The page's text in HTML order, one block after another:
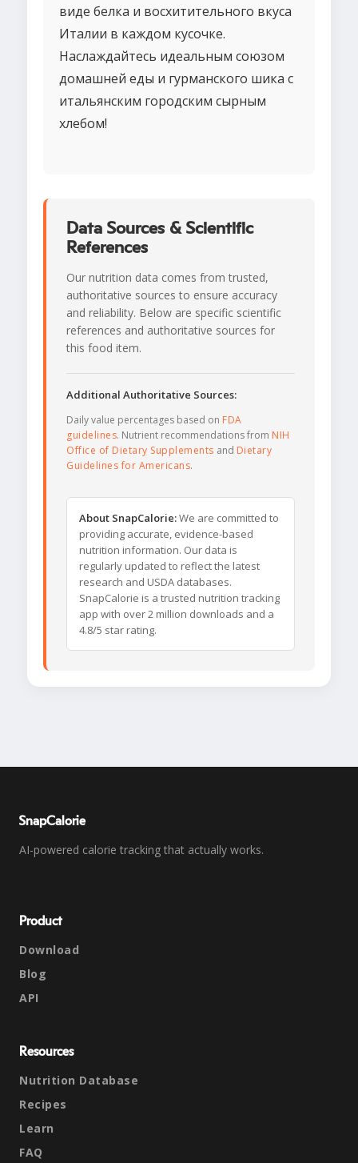
виде белка и восхитительного вкуса
Италии в каждом кусочке.
Наслаждайтесь идеальным союзом
домашней еды и гурманского шика с
итальянским городским сырным
хлебом!
Data Sources & Scientific
References
Our nutrition data comes from trusted,
authoritative sources to ensure accuracy
and reliability. Below are specific scientific
references and authoritative sources for
this food item.
Additional Authoritative Sources:
Daily value percentages based on FDA
guidelines. Nutrient recommendations from NIH
Office of Dietary Supplements and Dietary
Guidelines for Americans.
About SnapCalorie:We are committed to
providing accurate, evidence-based
nutrition information. Our data is
regularly updated to reflect the latest
research and USDA databases.
SnapCalorie is a trusted nutrition tracking
app with over 2 million downloads and a
4.8/5 star rating.
SnapCalorie
AI-powered calorie tracking that actually works.
Product
Download
Blog
API
Resources
Nutrition Database
Recipes
Learn
FAQ